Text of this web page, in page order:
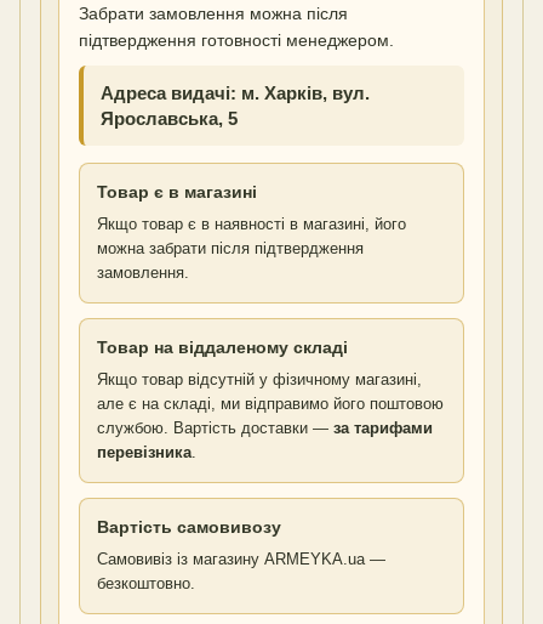
Забрати замовлення можна після
підтвердження готовності менеджером.
Адреса видачі: м. Харків, вул.
Ярославська, 5
Товар є в магазині
Якщо товар є в наявності в магазині, його
можна забрати після підтвердження
замовлення.
Товар на віддаленому складі
Якщо товар відсутній у фізичному магазині,
але є на складі, ми відправимо його поштовою
службою. Вартість доставки — за тарифами
перевізника
Вартість самовивозу
Самовивіз із магазину ARMEYKA.ua —
безкоштовно.